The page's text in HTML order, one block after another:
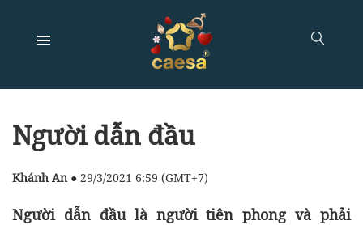
Người dẫn đầu
Khánh An ● 29/3/2021 6:59 (GMT+7)
Người dẫn đầu là người tiên phong và phải